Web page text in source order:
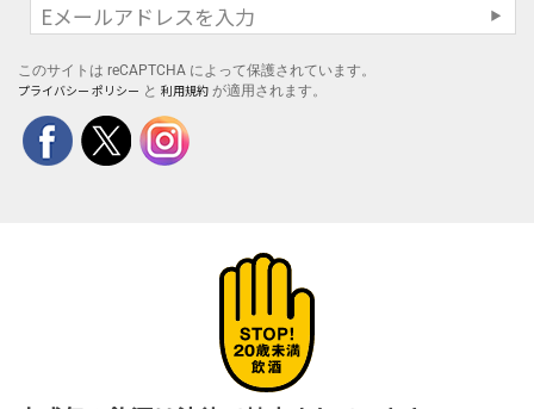
このサイトは reCAPTCHA によって保護されています。
プライバシー ポリシー と 利用規約 が適用されます。